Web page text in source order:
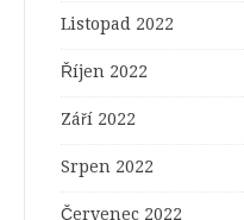
Listopad 2022
Říjen 2022
Září 2022
Srpen 2022
Červenec 2022